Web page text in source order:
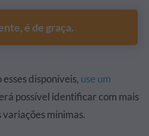
é de graça.
disponíveis, use um
possível identificar com mais
mínimas.